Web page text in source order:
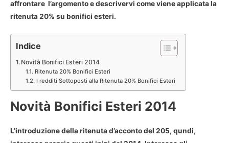
affrontare l’argomento e descrivervi come viene applicata la
ritenuta 20% su bonifici esteri.
Indice
Novità Bonifici Esteri 2014
Ritenuta 20% Bonifici Esteri
I redditi Sottoposti alla Ritenuta 20% Bonifici Esteri
Novità Bonifici Esteri 2014
L’introduzione della ritenuta d’acconto del 205, qundi,